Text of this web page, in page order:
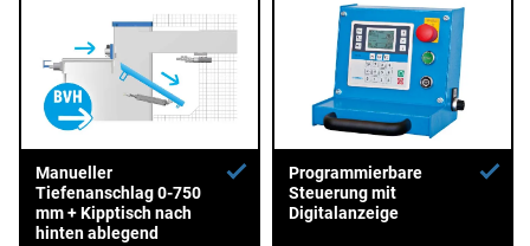
Manueller
Tiefenanschlag 0-750
mm + Kipptisch nach
hinten ablegend
Programmierbare
Steuerung mit
Digitalanzeige